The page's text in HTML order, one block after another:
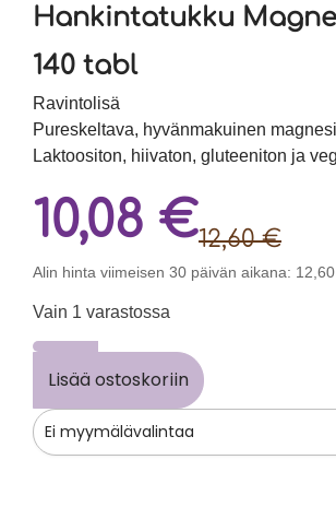
Hankintatukku
140 tabl
Ravintolisä
Pureskeltava, hyvänmakuinen
Laktoositon, hiivaton, gluteeniton ja
12,60€
10,08 €
Alin hinta viimeisen 30 päivän aikana: 12,60
Vain 1 varastossa
Lisää ostoskoriin
Ei myymälävalintaa